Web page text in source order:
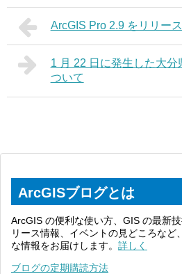
ArcGIS Pro 2.9 をリリー
1 月 22 日に発生した大
ついて
ArcGISブログとは
ArcGIS の便利な使い方、GIS の最新
リース情報、イベントの見どころなど
な情報をお届けします。 詳しく
ブログの定期購読方法